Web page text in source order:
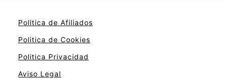
Politica de Afiliados
Politica de Cookies
Politica Privacidad
Aviso Legal